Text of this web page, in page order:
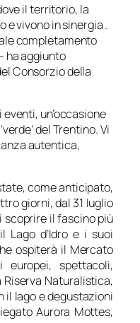
il territorio, la
e vivono in sinergia .
completamento
ha aggiunto
Consorzio della
un’occasione
del Trentino. Vi
autentica,
come anticipato,
giorni, dal 31 luglio
scoprire il fascino più
Lago d’Idro e i suoi
ospiterà il Mercato
europei, spettacoli,
Naturalistica,
il lago e degustazioni
Aurora Mottes,